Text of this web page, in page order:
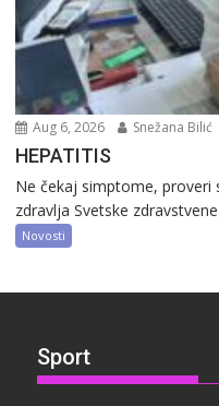
Aug 6, 2026 Snežana Bilić
HEPATITIS
Ne čekaj simptome, proveri
zdravlja Svetske
Novosti
Sport